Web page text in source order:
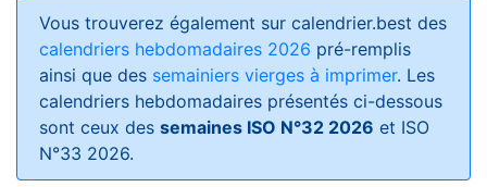
Vous trouverez également sur calendrier.best des
calendriers hebdomadaires 2026 pré-remplis
ainsi que des semainiers vierges à imprimer. Les
calendriers hebdomadaires présentés ci-dessous
sont ceux des semaines ISO N°32 2026 et ISO
N°33 2026.